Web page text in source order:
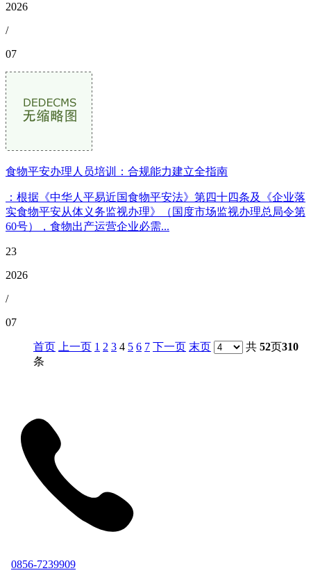
2026
/
07
食物平安办理人员培训：合规能力建立全指南
：根据《中华人平易近国食物平安法》第四十四条及《企业落
实食物平安从体义务监视办理》（国度市场监视办理总局令第
60号），食物出产运营企业必需...
23
2026
/
07
首页 上一页 1 2 3 4 5 6 7 下一页 末页 共 52页310
条
0856-7239909